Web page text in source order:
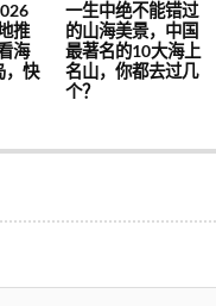
推
海
，快
一生中绝不能错过
的山海美景，中国
最著名的10大海上
名山，你都去过几
个？